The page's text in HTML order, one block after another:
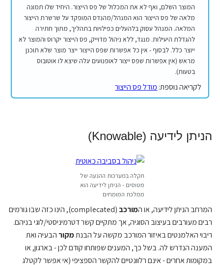
המוצר השלם, ואף לא את המכלול של פס הייצור. היחיד שלו תמונה
מלאה של פס הייצור הוא המנהל/מהנדס המופקד על שרשרת הייצור
המלאה. המנהל עסוק בלהעלים כפילויות בתהליך, מתוך חתירה
להגדלת היעילות. מנגד, ללא ניהול מדוייק, פס הייצור יקרוס והמוצר לא
ייוצר כלל. לבסוף - אין כל אפשרות שפס הייצור ייצר מוצר שלא תוכנן
מראש (אין אפשרות שפס ייצור לאופנועים יגלה שיצא לו אוטובוס
בטעות).
לקריאה נוספת: מודל פס הייצור
הניתן לידיעה (Knowable)
תקלה במערכות ההנעה של
מטוסים - הניתן לידיעה הוא
ממלכת המומחים
המרחב הניתן לידיעה, או המורכב
(complecated), הינו כזה שבו גורמים
רבים מעורבים בעיצוב הסוגיה, אך מתקיים קשר דטרמיניסטי/לוגי בניהם.
ריבוי האלמנטים באיזור המורכב מקשה על הבנתמקור הבעיה ואת
המענה הנדרש לה. בשל כך, המענים שפותחו קודם לכן - בארגון, או
במקומות אחרים - אינם רלוונטיים להקשר הספציפי (אי אפשר לקטלג